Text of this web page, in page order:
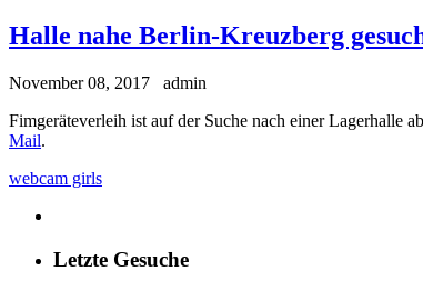
Halle nahe Berlin-Kreuzberg
November 08, 2017
admin
Fimgeräteverleih ist auf der Suche nach einer Lagerhalle
Mail.
webcam girls
Letzte Gesuche